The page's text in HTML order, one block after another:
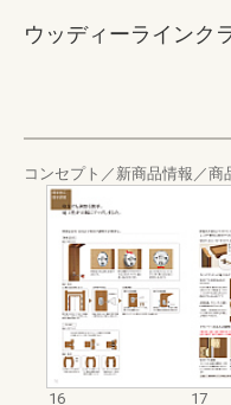
ウッディーラインク
コンセプト／新商品情報／商
16
17